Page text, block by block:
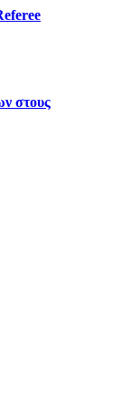
στους